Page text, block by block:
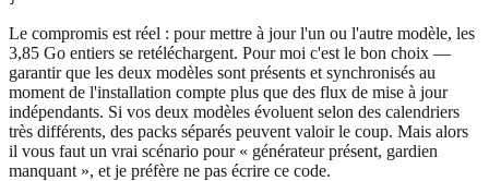
Le compromis est réel : pour mettre à jour l'un ou l'autre modèle, les
3,85 Go entiers se retéléchargent. Pour moi c'est le bon choix —
garantir que les deux modèles sont présents et synchronisés au
moment de l'installation compte plus que des flux de mise à jour
indépendants. Si vos deux modèles évoluent selon des calendriers
très différents, des packs séparés peuvent valoir le coup. Mais alors
il vous faut un vrai scénario pour « générateur présent, gardien
manquant », et je préfère ne pas écrire ce code.